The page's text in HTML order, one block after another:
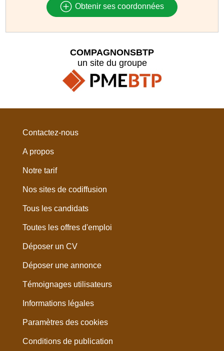
Obtenir ses coordonnées
COMPAGNONSBTP
un site du groupe
Contactez-nous
A propos
Notre tarif
Nos sites de codiffusion
Tous les candidats
Toutes les offres d'emploi
Déposer un CV
Déposer une annonce
Témoignages utilisateurs
Informations légales
Paramètres des cookies
Conditions de publication